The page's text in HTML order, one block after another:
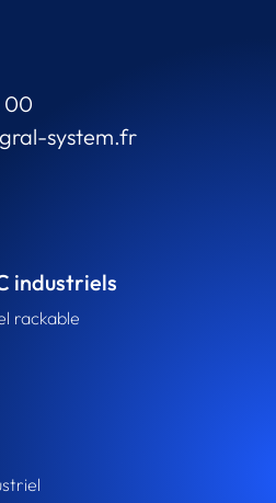
00
system.fr
industriels
rackable